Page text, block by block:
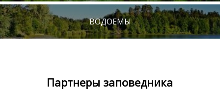
ВОДОЕМЫ
Партнеры заповедника